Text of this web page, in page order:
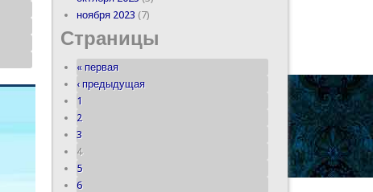
ноября 2023 (7)
Страницы
« первая
‹ предыдущая
1
2
3
4
5
6